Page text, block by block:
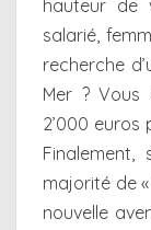
hauteur de
salarié,
recherche
Mer ?
2’000
majorité de
nouvelle